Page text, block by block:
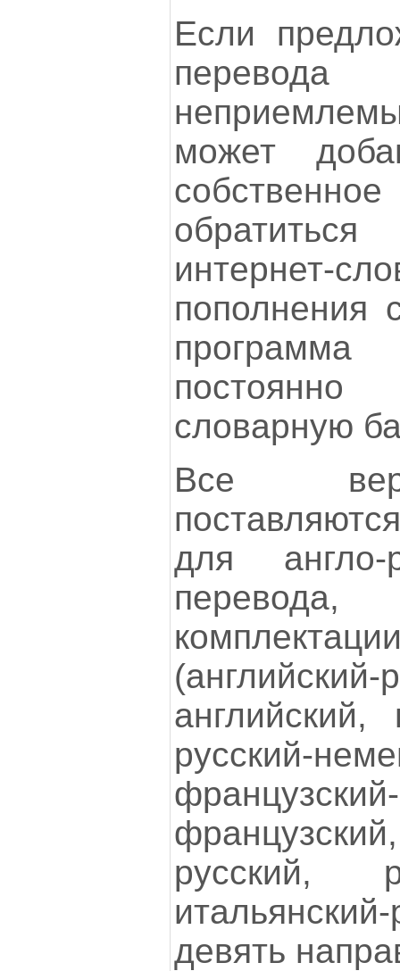
Если
может
пополнения
словарную
Все
для англо-
английский,
русский-
русский,
девять